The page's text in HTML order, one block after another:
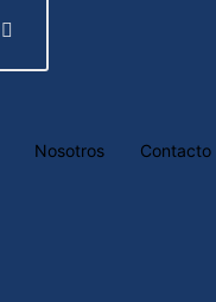
Nosotros Contacto